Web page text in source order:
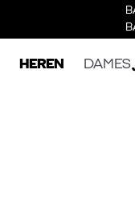
HEREN DAMES